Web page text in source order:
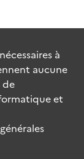
à
aucune
de
et